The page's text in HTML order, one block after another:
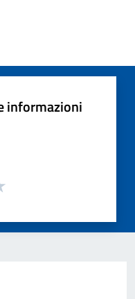
informazioni